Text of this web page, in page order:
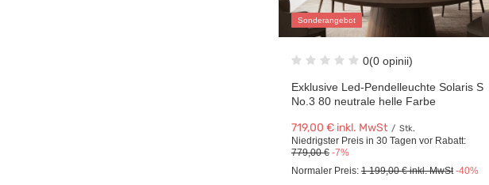
Sonderangebot
0(0 opinii)
Exklusive Led-Pendelleuchte Solaris S
No.3 80 neutrale helle Farbe
719,00 € inkl. MwSt / Stk.
Niedrigster Preis in 30 Tagen vor Rabatt:
779,00 € -7%
Normaler Preis: 1 199,00 €inkl. MwSt -40%